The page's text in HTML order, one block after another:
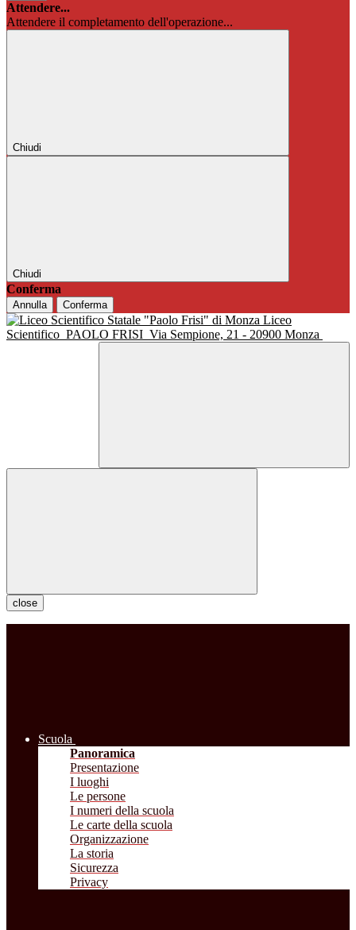
Attendere...
Attendere il completamento dell'operazione...
Chiudi
Chiudi
Conferma
Annulla Conferma
Liceo
Scientifico PAOLO FRISI Via Sempione, 21 - 20900 Monza
close
Scuola
Panoramica
Presentazione
I luoghi
Le persone
I numeri della scuola
Le carte della scuola
Organizzazione
La storia
Sicurezza
Privacy